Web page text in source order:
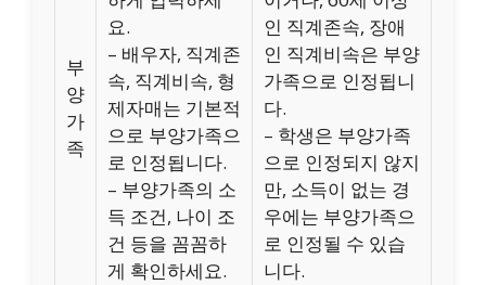
부
양
가
족
요.
– 배우자, 직계존
속, 직계비속, 형
제자매는 기본적
으로 부양가족으
로 인정됩니다.
– 부양가족의 소
득 조건, 나이 조
건 등을 꼼꼼하
게 확인하세요.
인 직계존속, 장애
인 직계비속은 부양
가족으로 인정됩니
다.
– 학생은 부양가족
으로 인정되지 않지
만, 소득이 없는 경
우에는 부양가족으
로 인정될 수 있습
니다.